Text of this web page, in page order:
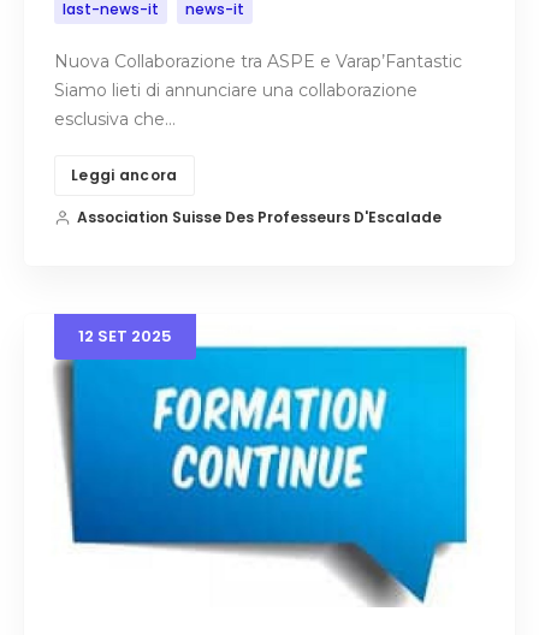
last-news-it news-it
Nuova Collaborazione tra ASPE e Varap’Fantastic
Siamo lieti di annunciare una collaborazione
esclusiva che…
Leggi ancora
Association Suisse Des Professeurs D'Escalade
12 SET 2025